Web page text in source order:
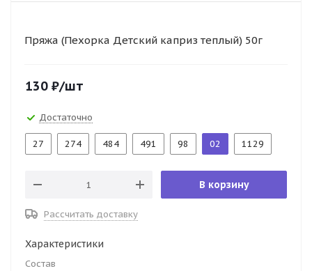
Пряжа (Пехорка Детский каприз теплый) 50г
130 ₽/шт
Достаточно
27 274 484 491 98 02 1129
В корзину
Рассчитать доставку
Характеристики
Состав